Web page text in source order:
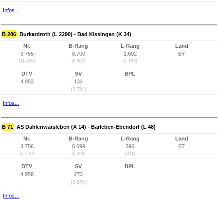
Infos...
B 286 Burkardroth (L 2290) - Bad Kissingen (K 34)
Nr.
3.755
(11.899)
B-Rang
8.700
(6.300)
L-Rang
1.602
(1.189)
Land
BY
DTV
4.953
SV
134
(2,7%)
BPL
Infos...
B 71 AS Dahlenwarsleben (A 14) - Barleben-Ebendorf (L 48)
Nr.
3.756
(7.670)
B-Rang
8.699
(6.299)
L-Rang
396
(331)
Land
ST
DTV
4.958
SV
273
(5,5%)
BPL
Infos...